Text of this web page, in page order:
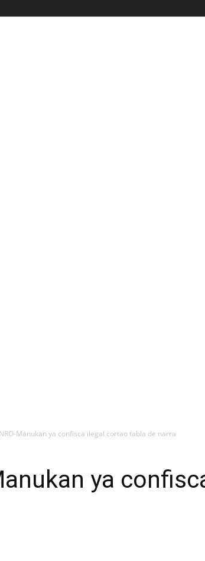
Manukan ya confisca ilegal cortao tabla de narra
ya